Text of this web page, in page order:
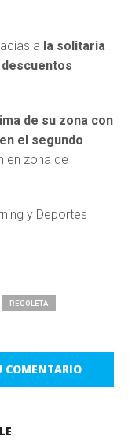
a la solitaria
de su zona con
el segundo
en zona de
y Deportes
RECOLETA
COMENTARIO